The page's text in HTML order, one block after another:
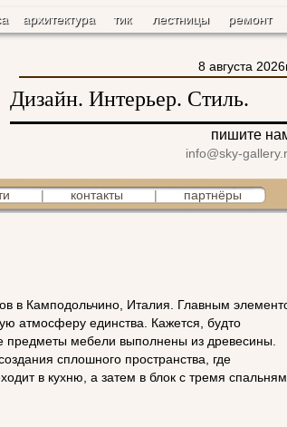
архитектура тик лестницы ремонт
8 августа
Дизайн. Интерьер. Стиль.
пишите
info@sky-
| контакты | партнёры
в Камподольчино, Италия. Главным
атмосферу единства. Кажется, будто
предметы мебели выполнены из древесины.
сплошного пространства, где
в кухню, а затем в блок с тремя